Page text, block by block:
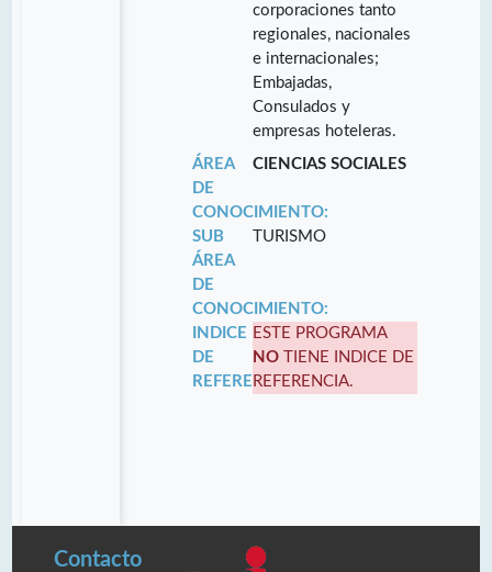
corporaciones tanto
regionales, nacionales
e internacionales;
Embajadas,
Consulados y
empresas hoteleras.
ÁREA
DE
CONOCIMIENTO:
CIENCIAS SOCIALES
SUB
ÁREA
DE
CONOCIMIENTO:
TURISMO
INDICE
DE
REFERENCIA:
ESTE PROGRAMA
NO TIENE INDICE DE
REFERENCIA.
Contacto